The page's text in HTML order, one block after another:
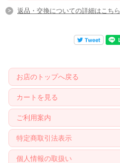
返品・交換についての詳細はこちら
お店のトップへ戻る
カートを見る
ご利用案内
特定商取引法表示
個人情報の取扱い